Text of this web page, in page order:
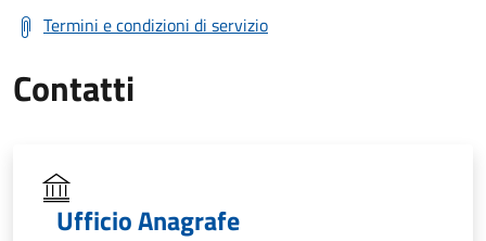
Termini e condizioni di servizio
Contatti
Ufficio Anagrafe